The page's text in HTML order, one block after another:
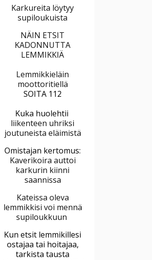
Karkureita löytyy
supiloukuista
NÄIN ETSIT
KADONNUTTA
LEMMIKKIÄ
Lemmikkieläin
moottoritiellä
SOITA 112
Kuka huolehtii
liikenteen uhriksi
joutuneista eläimistä
Omistajan kertomus:
Kaverikoira auttoi
karkurin kiinni
saannissa
Kateissa oleva
lemmikkisi voi mennä
supiloukkuun
Kun etsit lemmikillesi
ostajaa tai hoitajaa,
tarkista tausta